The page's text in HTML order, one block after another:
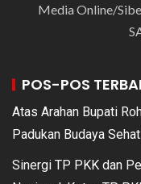
Media Online/
POS-POS
Atas Arahan Bupati
Padukan Budaya
Sinergi TP PKK dan